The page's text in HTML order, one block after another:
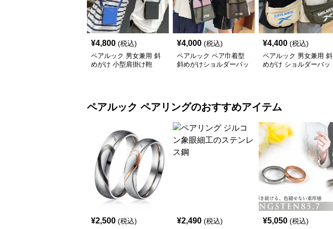
¥4,800 (税込)
ペアルック 男女兼用 斜
めがけ 小型肩掛け鞄
¥4,000 (税込)
ペアルック ペア巾着型
斜めがけショルダーバッ
¥4,400 (税込)
ペアルック 男女兼用 斜
めがけ ショルダーバッ
ペアルック ペアリングのおすすめアイテム
¥2,500 (税込) ¥2,490 (税込) ¥5,050 (税込)